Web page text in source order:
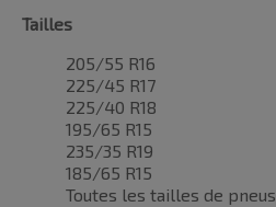
Tailles
205/55 R16
225/45 R17
225/40 R18
195/65 R15
235/35 R19
185/65 R15
Toutes les tailles de pneus